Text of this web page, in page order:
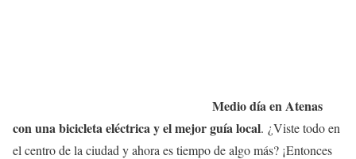
Medio día en Atenas
con una bicicleta eléctrica y el mejor guía local. ¿Viste todo en
el centro de la ciudad y ahora es tiempo de algo más? ¡Entonces